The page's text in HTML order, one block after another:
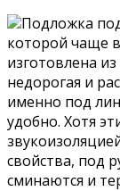
Подложка
которой чаще
изготовлена
недорогая и
именно под
удобно. Хотя
свойства, под
сминаются и